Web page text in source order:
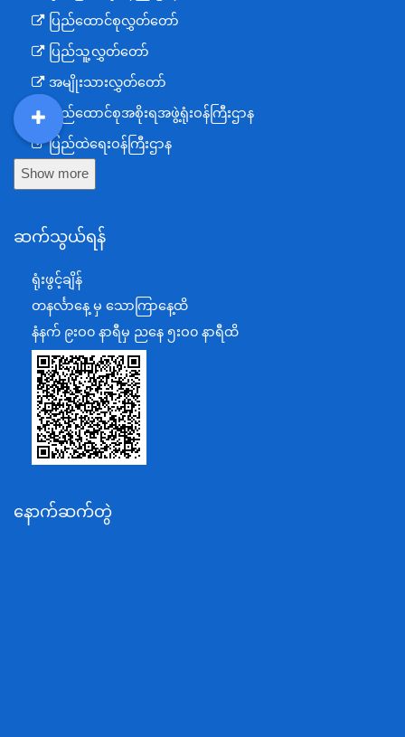
ပြည်ထောင်စုလွှတ်တော်
ပြည်သူ့လွှတ်တော်
အမျိုးသားလွှတ်တော်
ပြည်ထောင်စုအစိုးရအဖွဲ့ရုံးဝန်ကြီးဌာန
ပြည်ထဲရေးဝန်ကြီးဌာန
ကာကွယ်ရေးဝန်ကြီးဌာန
စီမံကိန်း၊ဘဏ္ဍာရေးနှင့်စက်မှုဝန်ကြီးဌာန
အပြည်ပြည်ဆိုင်ရာပူးပေါင်းဆောင်ရွက်ရေးဝန်ကြီးဌာန
ပြန်ကြားရေးဝန်ကြီးဌာန
သာသနာရေးနှင့် ယဉ်ကျေးမှုဝန်ကြီးဌာန
စိုက်ပျိုးရေး၊မွေးမြူရေးနှင့်ဆည်မြောင်းဝန်ကြီးဌာန
ပို့ဆောင်ရေးနှင့်ဆက်သွယ်ရေးဝန်ကြီးဌာန
သယံဇာတနှင့်ပတ်ဝန်းကျင်ထိန်းသိမ်းရေးဝန်ကြီးဌာန
အလုပ်သမား၊လူဝင်မှုကြီးကြပ်ရေးနှင့်ပြည်သူ့အင်အား
Show more
ဆက်သွယ်ရန်
ရုံးဖွင့်ချိန်
တနင်္လာနေ့ မှ သောကြာနေ့ထိ
နံနက် ၉းဝ၀ နာရီမှ ညနေ ၅းဝ၀ နာရီထိ
နောက်ဆက်တွဲ
DDM